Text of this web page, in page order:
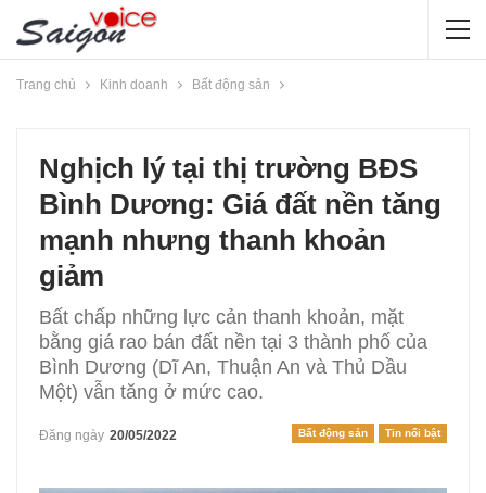
Trang chủ Kinh doanh Bất động sản
Nghịch lý tại thị trường BĐS
Bình Dương: Giá đất nền tăng
mạnh nhưng thanh khoản
giảm
Bất chấp những lực cản thanh khoản, mặt
bằng giá rao bán đất nền tại 3 thành phố của
Bình Dương (Dĩ An, Thuận An và Thủ Dầu
Một) vẫn tăng ở mức cao.
Bất động sản Tin nổi bật
Đăng ngày 20/05/2022